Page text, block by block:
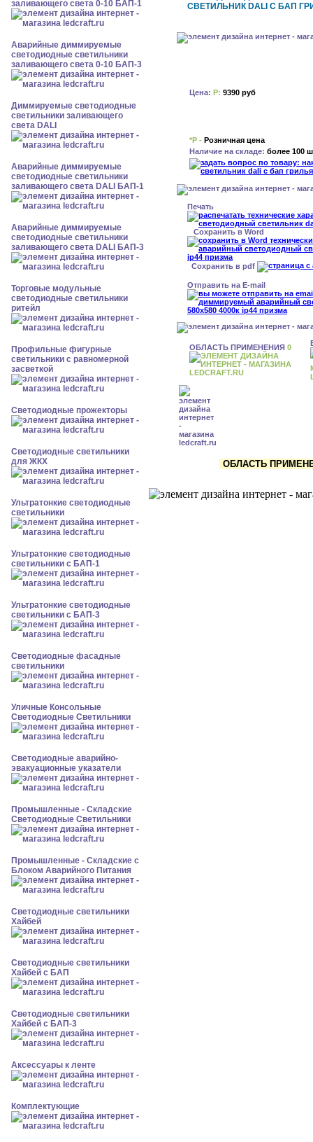
заливающего света 0-10 БАП-1
Аварийные диммируемые
светодиодные светильники
заливающего света 0-10 БАП-3
Диммируемые светодиодные
светильники заливающего
света DALI
Аварийные диммируемые
светодиодные светильники
заливающего света DALI БАП-1
Аварийные диммируемые
светодиодные светильники
заливающего света DALI БАП-3
Торговые модульные
светодиодные светильники
ритейл
Профильные фигурные
светильники с равномерной
засветкой
Светодиодные прожекторы
Светодиодные светильники
для ЖКХ
Ультратонкие светодиодные
светильники
Ультратонкие светодиодные
светильники с БАП-1
Ультратонкие светодиодные
светильники с БАП-3
Светодиодные фасадные
светильники
Уличные Консольные
Светодиодные Светильники
Светодиодные аварийно-
эвакуационные указатели
Промышленные - Складские
Светодиодные Светильники
Промышленные - Складские с
Блоком Аварийного Питания
Светодиодные светильники
Хайбей
Светодиодные светильники
Хайбей с БАП
Светодиодные светильники
Хайбей с БАП-3
Аксессуары к ленте
Комплектующие
СВЕТИЛЬНИК DALI С БАП
Цена: Р: 9390 руб
*Р - Розничная цена
Наличие на складе: более 100
Печать
Сохранить в Word
Сохранить в pdf
Отправить на E-mail
ОБЛАСТЬ ПРИМЕНЕНИЯ 0
ОБЛАСТЬ